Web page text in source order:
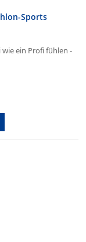
Sports
ein Profi fühlen -